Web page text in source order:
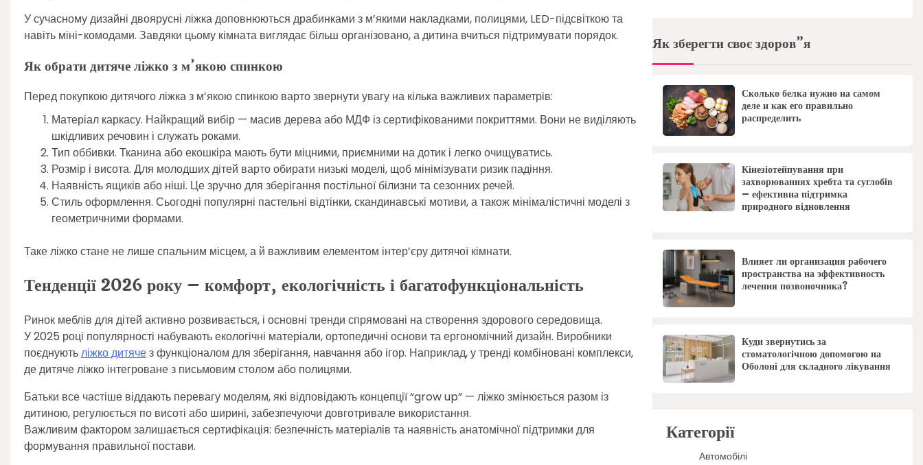
У сучасному дизайні двоярусні ліжка доповнюються драбинками з м’якими накладками, полицями, LED-підсвіткою та
навіть міні-комодами. Завдяки цьому кімната виглядає більш організовано, а дитина вчиться підтримувати порядок.
Як обрати дитяче ліжко з м’якою спинкою
Перед покупкою дитячого ліжка з м’якою спинкою варто звернути увагу на кілька важливих параметрів:
Матеріал каркасу. Найкращий вибір — масив дерева або МДФ із сертифікованими покриттями. Вони не виділяють
шкідливих речовин і служать роками.
Тип оббивки. Тканина або екошкіра мають бути міцними, приємними на дотик і легко очищуватись.
Розмір і висота. Для молодших дітей варто обирати низькі моделі, щоб мінімізувати ризик падіння.
Наявність ящиків або ніші. Це зручно для зберігання постільної білизни та сезонних речей.
Стиль оформлення. Сьогодні популярні пастельні відтінки, скандинавські мотиви, а також мінімалістичні моделі з
геометричними формами.
Таке ліжко стане не лише спальним місцем, а й важливим елементом інтер’єру дитячої кімнати.
Тенденції 2026 року – комфорт, екологічність і багатофункціональність
Ринок меблів для дітей активно розвивається, і основні тренди спрямовані на створення здорового середовища.
У 2025 році популярності набувають екологічні матеріали, ортопедичні основи та ергономічний дизайн. Виробники
поєднуютьліжко дитячез функціоналом для зберігання, навчання або ігор. Наприклад, у тренді комбіновані комплекси,
де дитяче ліжко інтегроване з письмовим столом або полицями.
Батьки все частіше віддають перевагу моделям, які відповідають концепції “grow up” — ліжко змінюється разом із
дитиною, регулюється по висоті або ширині, забезпечуючи довготривале використання.
Важливим фактором залишається сертифікація: безпечність матеріалів та наявність анатомічної підтримки для
формування правильної постави.
Як зберегти своє здоров”я
Сколько белка нужно на самом
деле и как его правильно
распределить
Кінезіотейпування при
захворюваннях хребта та суглобів
– ефективна підтримка
природного відновлення
Влияет ли организация рабочего
пространства на эффективность
лечения позвоночника?
Куди звернутись за
стоматологічною допомогою на
Оболоні для складного лікування
Категорії
Автомобілі